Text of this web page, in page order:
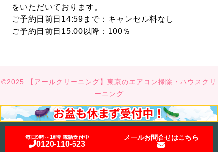
をいただいております。
ご予約日前日14:59まで：キャンセル料なし
ご予約日前日15:00以降：100％
©2025 【アールクリーニング】東京のエアコン掃除・ハウスクリ
ーニング
毎日9時～18時 電話受付中
0120-110-623
メールお問合せはこちら